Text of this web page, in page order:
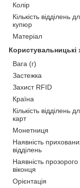
Колір
Кількість відділень
купюр
Матеріал
Користувальницькі
Вага (г)
Застежка
Захист RFID
Країна
Кількість відділень
карт
Монетниця
Наявність
відділень
Наявність прозорого
віконця
Орієнтація